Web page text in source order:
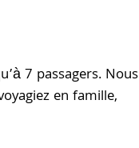
7 passagers. Nous
en famille,